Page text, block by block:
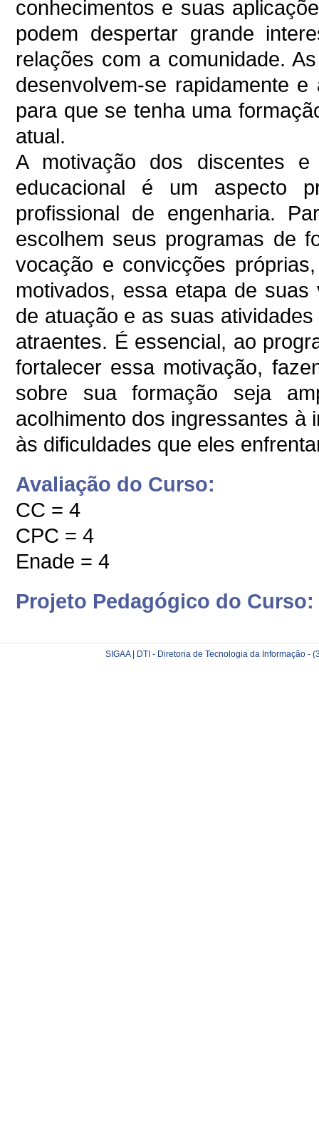
conhecimentos e suas
podem despertar grande
relações com a comunidade.
desenvolvem-se rapidamente
para que se tenha uma
atual.
A motivação dos discentes
educacional é um aspecto
profissional de engenharia.
escolhem seus programas de
vocação e convicções
motivados, essa etapa de
de atuação e as suas
atraentes. É essencial, ao
fortalecer essa motivação,
sobre sua formação seja
acolhimento dos ingressantes à
às dificuldades que eles
Avaliação do Curso:
CC = 4
CPC = 4
Enade = 4
Projeto Pedagógico do Curso:
SIGAA | DTI - Diretoria de Tecnologia da Informação